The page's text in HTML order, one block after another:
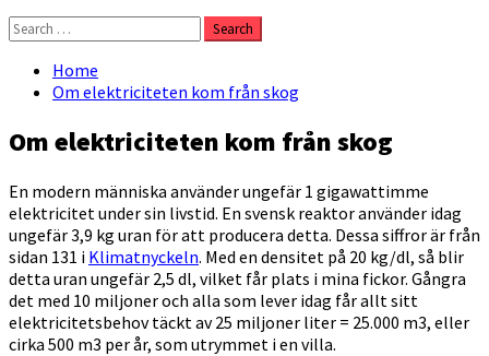
Search
for:
Home
Om elektriciteten kom från skog
Om elektriciteten kom från skog
En modern människa använder ungefär 1 gigawattimme
elektricitet under sin livstid. En svensk reaktor använder idag
ungefär 3,9 kg uran för att producera detta. Dessa siffror är från
sidan 131 i Klimatnyckeln. Med en densitet på 20 kg/dl, så blir
detta uran ungefär 2,5 dl, vilket får plats i mina fickor. Gångra
det med 10 miljoner och alla som lever idag får allt sitt
elektricitetsbehov täckt av 25 miljoner liter = 25.000 m3, eller
cirka 500 m3 per år, som utrymmet i en villa.